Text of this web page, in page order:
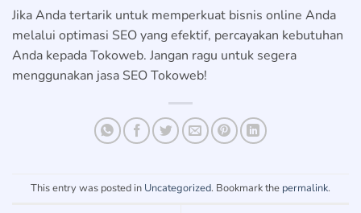
Jika Anda tertarik untuk memperkuat bisnis online Anda
melalui optimasi SEO yang efektif, percayakan kebutuhan
Anda kepada Tokoweb. Jangan ragu untuk segera
menggunakan jasa SEO Tokoweb!
This entry was posted in Uncategorized. Bookmark the permalink.